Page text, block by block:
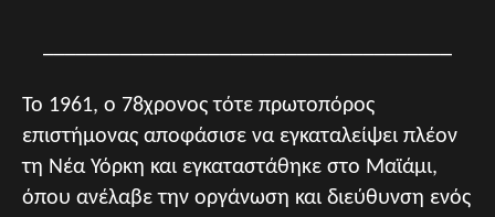
Το 1961, ο 78χρονος τότε πρωτοπόρος
επιστήμονας αποφάσισε να εγκαταλείψει πλέον
τη Νέα Υόρκη και εγκαταστάθηκε στο Μαϊάμι,
όπου ανέλαβε την οργάνωση και διεύθυνση ενός